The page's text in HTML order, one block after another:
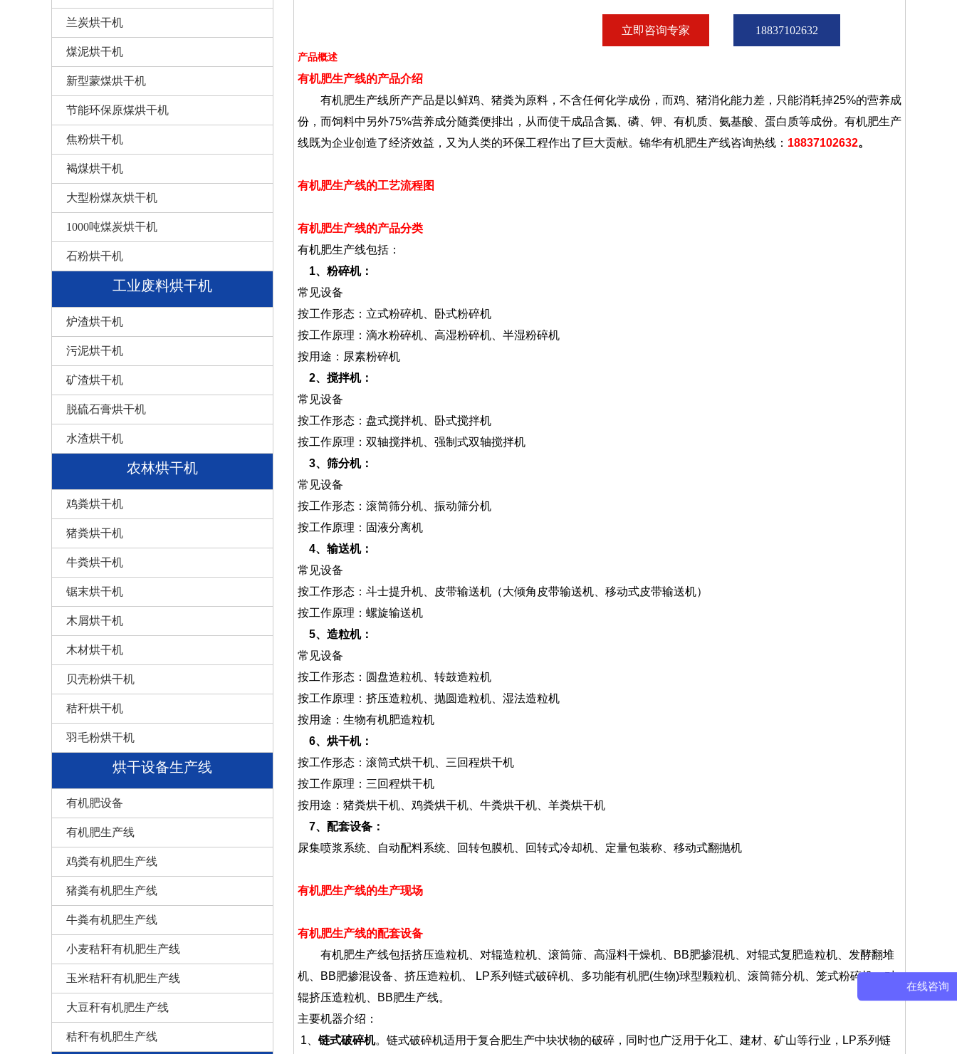
兰炭烘干机
煤泥烘干机
新型蒙煤烘干机
节能环保原煤烘干机
焦粉烘干机
褐煤烘干机
大型粉煤灰烘干机
1000吨煤炭烘干机
石粉烘干机
工业废料烘干机
炉渣烘干机
污泥烘干机
矿渣烘干机
脱硫石膏烘干机
水渣烘干机
农林烘干机
鸡粪烘干机
猪粪烘干机
牛粪烘干机
锯末烘干机
木屑烘干机
木材烘干机
贝壳粉烘干机
秸秆烘干机
羽毛粉烘干机
烘干设备生产线
有机肥设备
有机肥生产线
鸡粪有机肥生产线
猪粪有机肥生产线
牛粪有机肥生产线
小麦秸秆有机肥生产线
玉米秸秆有机肥生产线
大豆秆有机肥生产线
秸秆有机肥生产线
立即咨询专家 18837102632
产品概述
有机肥生产线的产品介绍
有机肥生产线所产产品是以鲜鸡、猪粪为原料，不含任何化学成份，而鸡、猪消化能力差，只能消耗掉25%的营养成
份，而饲料中另外75%营养成分随粪便排出，从而使干成品含氮、磷、钾、有机质、氨基酸、蛋白质等成份。有机肥生产
线既为企业创造了经济效益，又为人类的环保工程作出了巨大贡献。锦华有机肥生产线咨询热线： 18837102632。
有机肥生产线的工艺流程图
有机肥生产线的产品分类
有机肥生产线包括：
1、粉碎机：
常见设备
按工作形态：立式粉碎机、卧式粉碎机
按工作原理：滴水粉碎机、高湿粉碎机、半湿粉碎机
按用途：尿素粉碎机
2、搅拌机：
常见设备
按工作形态：盘式搅拌机、卧式搅拌机
按工作原理：双轴搅拌机、强制式双轴搅拌机
3、筛分机：
常见设备
按工作形态：滚筒筛分机、振动筛分机
按工作原理：固液分离机
4、输送机：
常见设备
按工作形态：斗士提升机、皮带输送机（大倾角皮带输送机、移动式皮带输送机）
按工作原理：螺旋输送机
5、造粒机：
常见设备
按工作形态：圆盘造粒机、转鼓造粒机
按工作原理：挤压造粒机、抛圆造粒机、湿法造粒机
按用途：生物有机肥造粒机
6、烘干机：
按工作形态：滚筒式烘干机、三回程烘干机
按工作原理：三回程烘干机
按用途：猪粪烘干机、鸡粪烘干机、牛粪烘干机、羊粪烘干机
7、配套设备：
尿集喷浆系统、自动配料系统、回转包膜机、回转式冷却机、定量包装称、移动式翻抛机
有机肥生产线的生产现场
有机肥生产线的配套设备
有机肥生产线包括挤压造粒机、对辊造粒机、滚筒筛、高湿料干燥机、BB肥掺混机、对辊式复肥造粒机、发酵翻堆
机、BB肥掺混设备、挤压造粒机、 LP系列链式破碎机、多功能有机肥(生物)球型颗粒机、滚筒筛分机、笼式粉碎机、对
辊挤压造粒机、BB肥生产线。
主要机器介绍：
1、 链式破碎机。链式破碎机适用于复合肥生产中块状物的破碎，同时也广泛用于化工、建材、矿山等行业，LP系列链
在线咨询